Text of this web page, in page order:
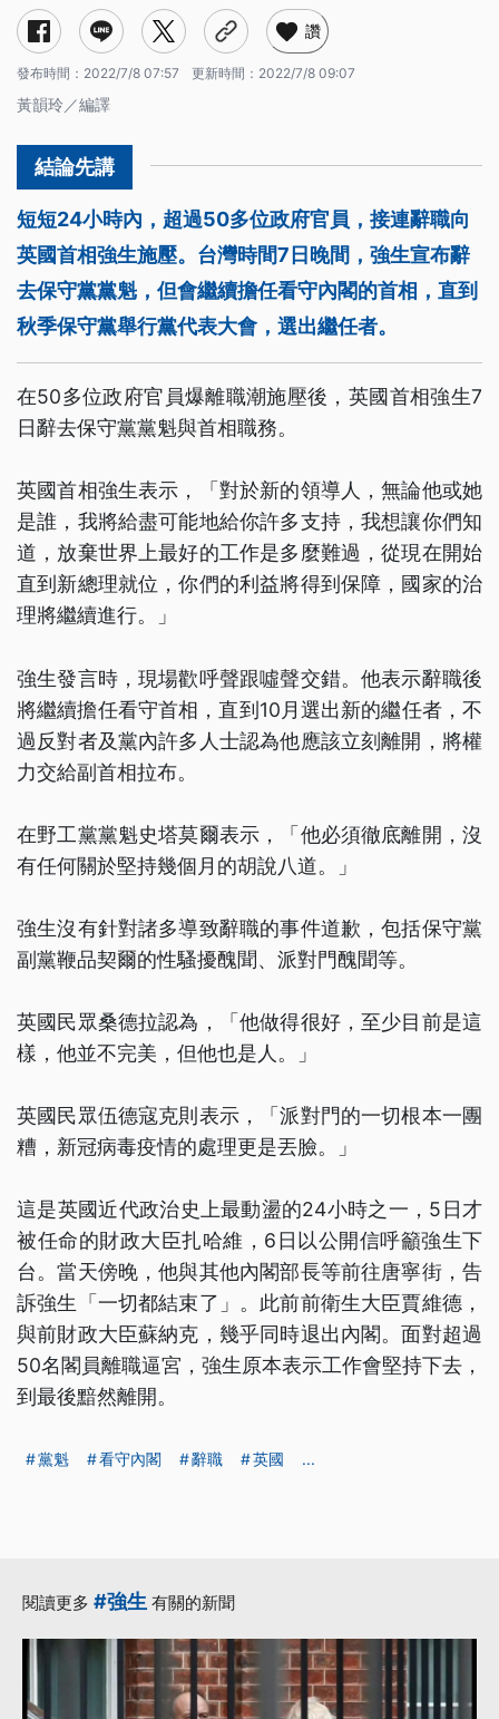
讚
發布時間： 2022/7/8 07:57 更新時間： 2022/7/8 09:07
黃韻玲／編譯
短短24小時內，超過50多位政府官員，接連辭職向
英國首相強生施壓。台灣時間7日晚間，強生宣布辭
去保守黨黨魁，但會繼續擔任看守內閣的首相，直到
秋季保守黨舉行黨代表大會，選出繼任者。
在50多位政府官員爆離職潮施壓後，英國首相強生7
日辭去保守黨黨魁與首相職務。
英國首相強生表示，「對於新的領導人，無論他或她
是誰，我將給盡可能地給你許多支持，我想讓你們知
道，放棄世界上最好的工作是多麼難過，從現在開始
直到新總理就位，你們的利益將得到保障，國家的治
理將繼續進行。」
強生發言時，現場歡呼聲跟噓聲交錯。他表示辭職後
將繼續擔任看守首相，直到10月選出新的繼任者，不
過反對者及黨內許多人士認為他應該立刻離開，將權
力交給副首相拉布。
在野工黨黨魁史塔莫爾表示，「他必須徹底離開，沒
有任何關於堅持幾個月的胡說八道。」
強生沒有針對諸多導致辭職的事件道歉，包括保守黨
副黨鞭品契爾的性騷擾醜聞、派對門醜聞等。
英國民眾桑德拉認為，「他做得很好，至少目前是這
樣，他並不完美，但他也是人。」
英國民眾伍德寇克則表示，「派對門的一切根本一團
糟，新冠病毒疫情的處理更是丟臉。」
這是英國近代政治史上最動盪的24小時之一，5日才
被任命的財政大臣扎哈維，6日以公開信呼籲強生下
台。當天傍晚，他與其他內閣部長等前往唐寧街，告
訴強生「一切都結束了」。此前前衛生大臣賈維德，
與前財政大臣蘇納克，幾乎同時退出內閣。面對超過
50名閣員離職逼宮，強生原本表示工作會堅持下去，
到最後黯然離開。
黨魁 看守內閣 辭職 英國 ...
閱讀更多 #強生 有關的新聞